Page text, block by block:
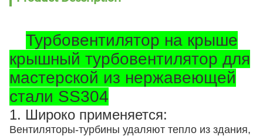
Турбовентилятор на крыше
крышный турбовентилятор для
мастерской из нержавеющей
стали SS304
1. Широко применяется:
Вентиляторы-турбины удаляют тепло из здания,